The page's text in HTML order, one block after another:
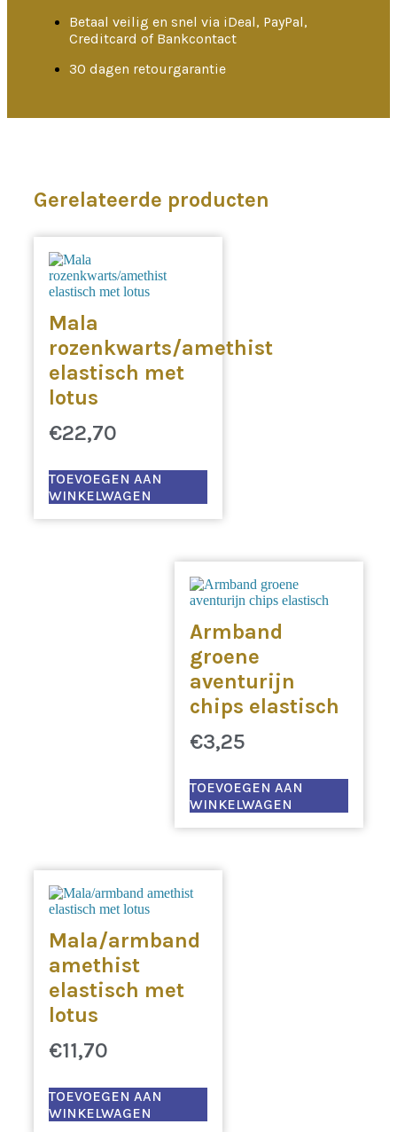
Betaal veilig en snel via iDeal, PayPal,
Creditcard of Bankcontact
30 dagen retourgarantie
Gerelateerde producten
Mala
rozenkwarts/amethist
elastisch met
lotus
€22,70
TOEVOEGEN AAN
WINKELWAGEN
Armband
groene
aventurijn
chips elastisch
€3,25
TOEVOEGEN AAN
WINKELWAGEN
Mala/armband
amethist
elastisch met
lotus
€11,70
TOEVOEGEN AAN
WINKELWAGEN